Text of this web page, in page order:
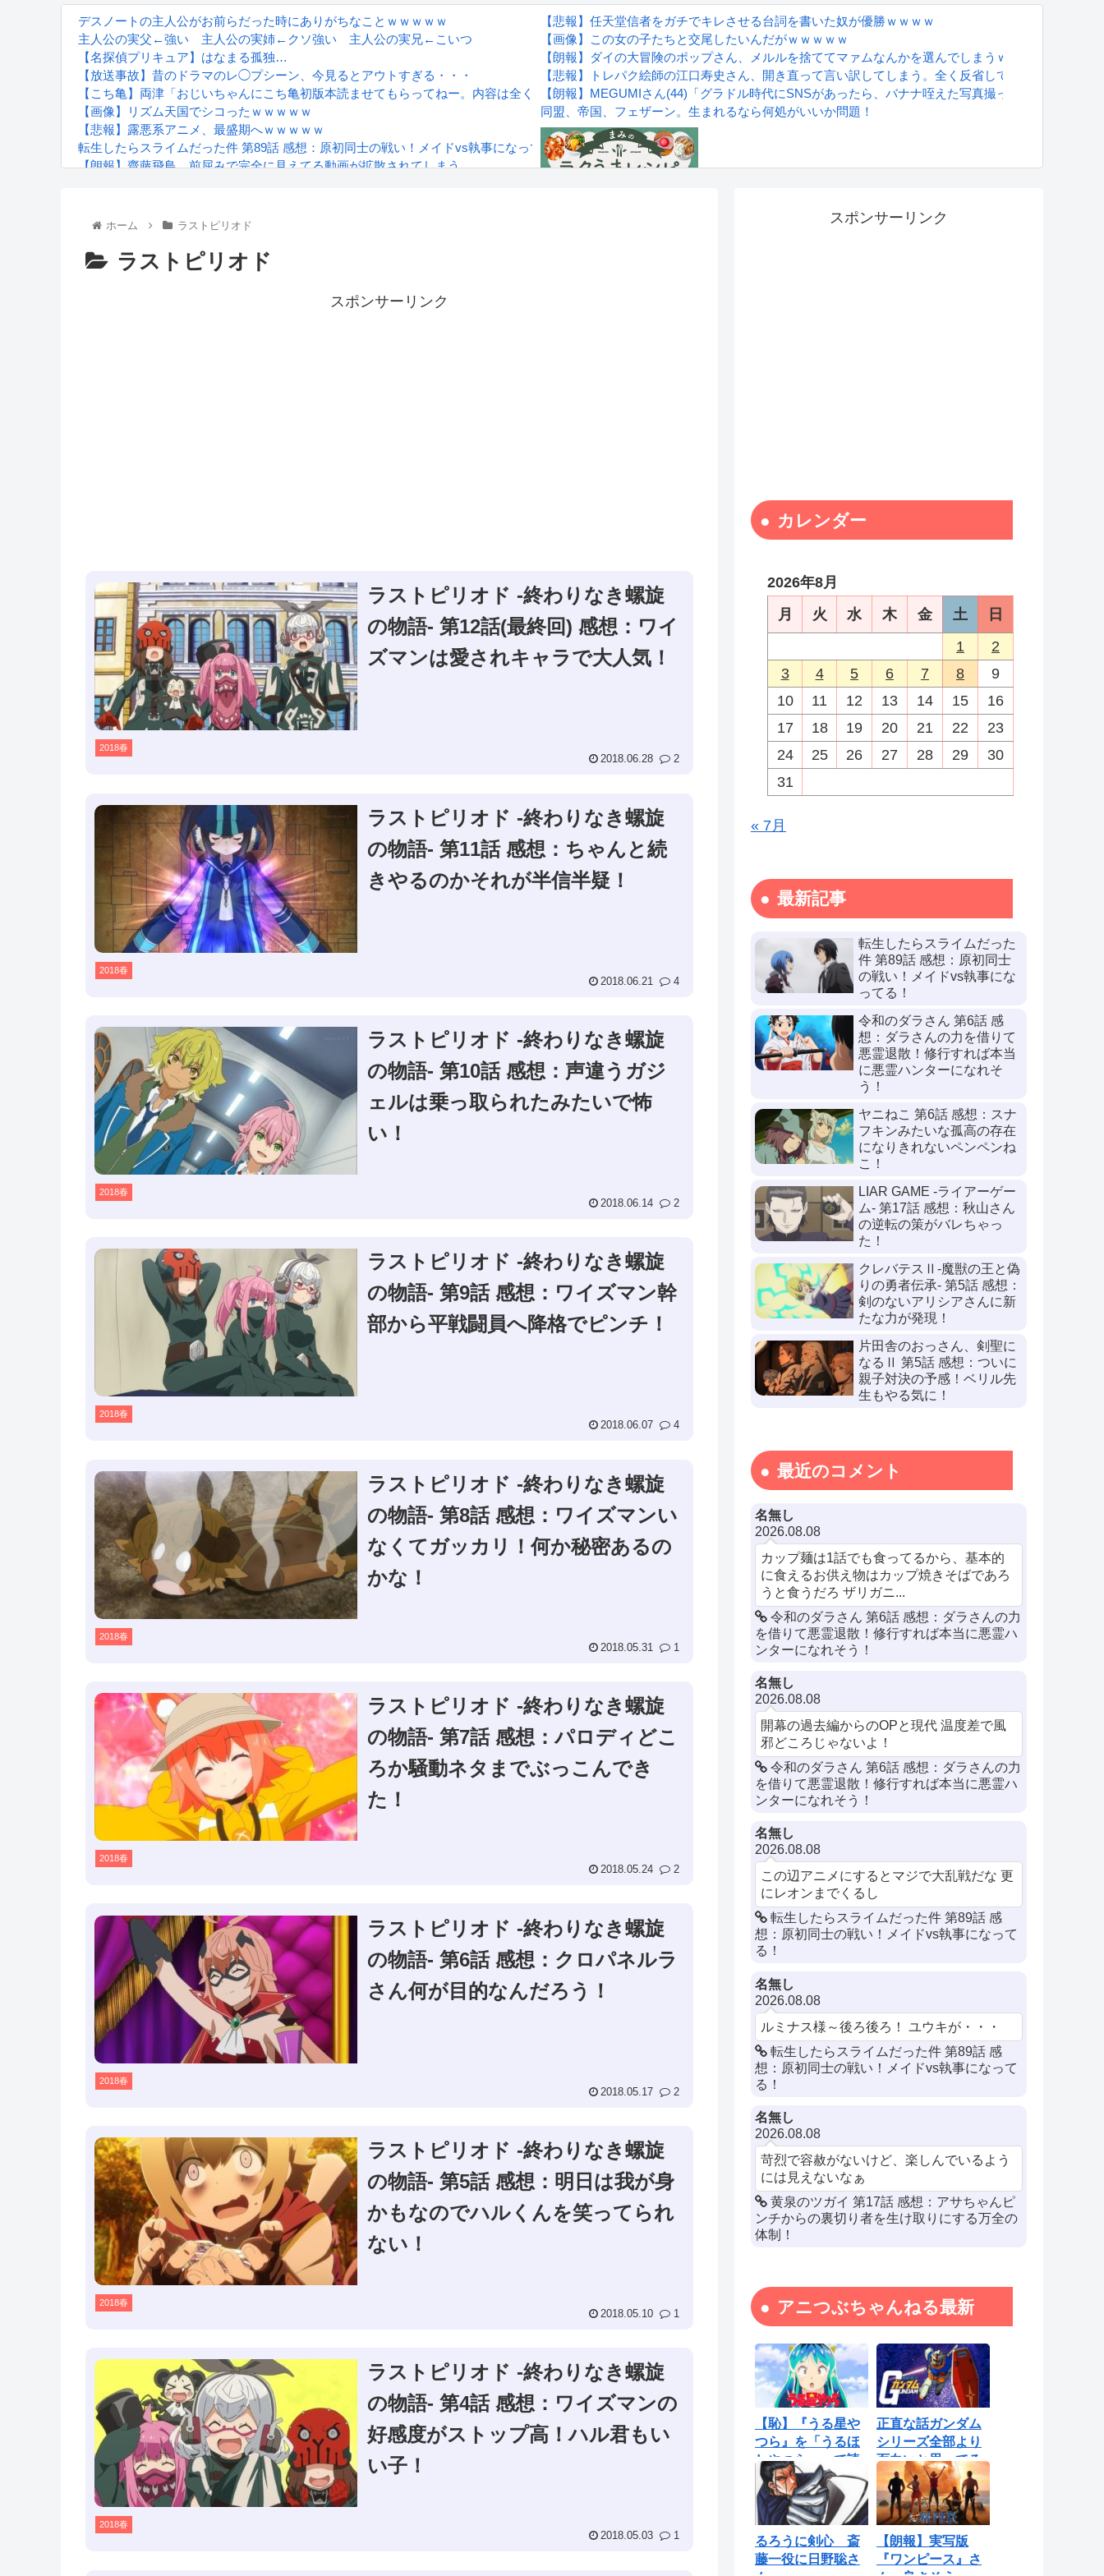
デスノートの主人公がお前らだった時にありがちなことｗｗｗｗｗ
主人公の実父←強い 主人公の実姉←クソ強い 主人公の実兄←こいつ
【名探偵プリキュア】はなまる孤独…
【放送事故】昔のドラマのレ◯プシーン、今見るとアウトすぎる・・・
【こち亀】両津「おじいちゃんにこち亀初版本読ませてもらってねー。内容は全く変わらないから」→結果ｗｗｗ
【画像】リズム天国でシコったｗｗｗｗｗ
【悲報】露悪系アニメ、最盛期へｗｗｗｗｗ
転生したらスライムだった件 第89話 感想：原初同士の戦い！メイドvs執事になってる！
【朗報】齋藤飛鳥、前屈みで完全に見えてる動画が拡散されてしまう…
るろうに剣心 -明治剣客浪漫譚- 京都動乱 第33話の感想
【悲報】任天堂信者をガチでキレさせる台詞を書いた奴が優勝ｗｗｗｗ
【画像】この女の子たちと交尾したいんだがｗｗｗｗｗ
【朗報】ダイの大冒険のポップさん、メルルを捨ててマァムなんかを選んでしまうｗｗｗ
【悲報】トレパク絵師の江口寿史さん、開き直って言い訳してしまう。全く反省してないと話題に
【朗報】MEGUMIさん(44)「グラドル時代にSNSがあったら、バナナ咥えた写真撮ってたと思う」
同盟、帝国、フェザーン。生まれるなら何処がいいか問題！
ホーム ラストピリオド
ラストピリオド
スポンサーリンク
2018春
ラストピリオド -終わりなき螺旋
の物語- 第12話(最終回) 感想：ワイ
ズマンは愛されキャラで大人気！
2018.06.28 2
2018春
ラストピリオド -終わりなき螺旋
の物語- 第11話 感想：ちゃんと続
きやるのかそれが半信半疑！
2018.06.21 4
2018春
ラストピリオド -終わりなき螺旋
の物語- 第10話 感想：声違うガジ
ェルは乗っ取られたみたいで怖
い！
2018.06.14 2
2018春
ラストピリオド -終わりなき螺旋
の物語- 第9話 感想：ワイズマン幹
部から平戦闘員へ降格でピンチ！
2018.06.07 4
2018春
ラストピリオド -終わりなき螺旋
の物語- 第8話 感想：ワイズマンい
なくてガッカリ！何か秘密あるの
かな！
2018.05.31 1
2018春
ラストピリオド -終わりなき螺旋
の物語- 第7話 感想：パロディどこ
ろか騒動ネタまでぶっこんでき
た！
2018.05.24 2
2018春
ラストピリオド -終わりなき螺旋
の物語- 第6話 感想：クロパネルラ
さん何が目的なんだろう！
2018.05.17 2
2018春
ラストピリオド -終わりなき螺旋
の物語- 第5話 感想：明日は我が身
かもなのでハルくんを笑ってられ
ない！
2018.05.10 1
2018春
ラストピリオド -終わりなき螺旋
の物語- 第4話 感想：ワイズマンの
好感度がストップ高！ハル君もい
い子！
2018.05.03 1
スポンサーリンク
カレンダー
2026年8月
月
火 水 木 金 土
日
1
2
3
4 5 6 7 8
9
10
11 12 13 14 15
16
17
18 19 20 21 22
23
24
25 26 27 28 29
30
31
« 7月
最新記事
転生したらスライムだった
件 第89話 感想：原初同士
の戦い！メイドvs執事にな
ってる！
令和のダラさん 第6話 感
想：ダラさんの力を借りて
悪霊退散！修行すれば本当
に悪霊ハンターになれそ
う！
ヤニねこ 第6話 感想：スナ
フキンみたいな孤高の存在
になりきれないペンペンね
こ！
LIAR GAME -ライアーゲー
ム- 第17話 感想：秋山さん
の逆転の策がバレちゃっ
た！
クレバテスⅡ-魔獣の王と偽
りの勇者伝承- 第5話 感想：
剣のないアリシアさんに新
たな力が発現！
片田舎のおっさん、剣聖に
なるⅡ 第5話 感想：ついに
親子対決の予感！ベリル先
生もやる気に！
最近のコメント
名無し
2026.08.08
カップ麺は1話でも食ってるから、基本的
に食えるお供え物はカップ焼きそばであろ
うと食うだろ ザリガニ...
令和のダラさん 第6話 感想：ダラさんの力
を借りて悪霊退散！修行すれば本当に悪霊ハ
ンターになれそう！
名無し
2026.08.08
開幕の過去編からのOPと現代 温度差で風
邪どころじゃないよ！
令和のダラさん 第6話 感想：ダラさんの力
を借りて悪霊退散！修行すれば本当に悪霊ハ
ンターになれそう！
名無し
2026.08.08
この辺アニメにするとマジで大乱戦だな 更
にレオンまでくるし
転生したらスライムだった件 第89話 感
想：原初同士の戦い！メイドvs執事になって
る！
名無し
2026.08.08
ルミナス様～後ろ後ろ！ ユウキが・・・
転生したらスライムだった件 第89話 感
想：原初同士の戦い！メイドvs執事になって
る！
名無し
2026.08.08
苛烈で容赦がないけど、楽しんでいるよう
には見えないなぁ
黄泉のツガイ 第17話 感想：アサちゃんピ
ンチからの裏切り者を生け取りにする万全の
体制！
アニつぶちゃんねる最新
【恥】『うる星や
つら』を「うるほ
しやつら」って読
んでたわ…勘...
正直な話ガンダム
シリーズ全部より
面白いと思ってる
ロボットアニ...
るろうに剣心 斎
藤一役に日野聡さ
【朗報】実写版
『ワンピース』さ